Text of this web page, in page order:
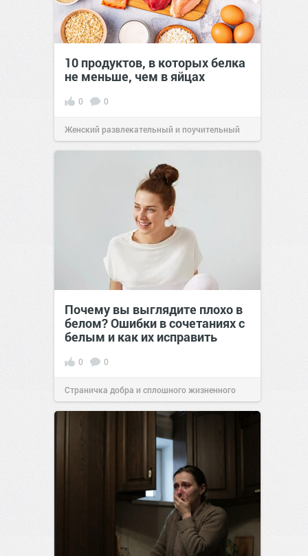
10 продуктов, в которых белка
не меньше, чем в яйцах
0 0
Женский развлекательный и поучительный
сайт.23:42Вчера
Почему вы выглядите плохо в
белом? Ошибки в сочетаниях с
белым и как их исправить
0 0
Страничка добра и сплошного жизненного
позитива!00:29Сегодня